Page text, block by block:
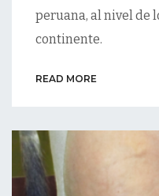
peruana, al nivel de
continente.
READ MORE